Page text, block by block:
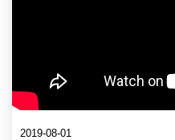
2019-08-01